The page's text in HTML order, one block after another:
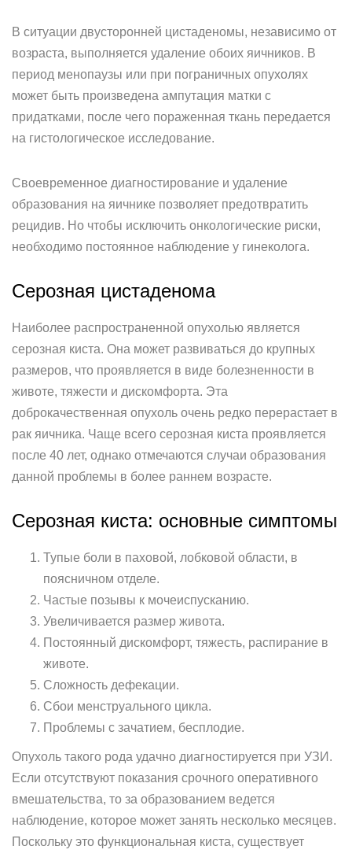
В ситуации двусторонней цистаденомы, независимо от
возраста, выполняется удаление обоих яичников. В
период менопаузы или при пограничных опухолях
может быть произведена ампутация матки с
придатками, после чего пораженная ткань передается
на гистологическое исследование.
Своевременное диагностирование и удаление
образования на яичнике позволяет предотвратить
рецидив. Но чтобы исключить онкологические риски,
необходимо постоянное наблюдение у гинеколога.
Серозная цистаденома
Наиболее распространенной опухолью является
серозная киста. Она может развиваться до крупных
размеров, что проявляется в виде болезненности в
животе, тяжести и дискомфорта. Эта
доброкачественная опухоль очень редко перерастает в
рак яичника. Чаще всего серозная киста проявляется
после 40 лет, однако отмечаются случаи образования
данной проблемы в более раннем возрасте.
Серозная киста: основные симптомы
Тупые боли в паховой, лобковой области, в
поясничном отделе.
Частые позывы к мочеиспусканию.
Увеличивается размер живота.
Постоянный дискомфорт, тяжесть, распирание в
животе.
Сложность дефекации.
Сбои менструального цикла.
Проблемы с зачатием, бесплодие.
Опухоль такого рода удачно диагностируется при УЗИ.
Если отсутствуют показания срочного оперативного
вмешательства, то за образованием ведется
наблюдение, которое может занять несколько месяцев.
Поскольку это функциональная киста, существует